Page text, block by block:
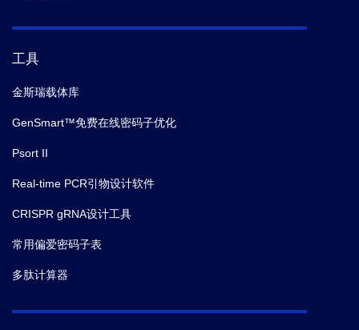
工具
金斯瑞载体库
GenSmart™免费在线密码子优化
Psort II
Real-time PCR引物设计软件
CRISPR gRNA设计工具
常用偏爱密码子表
多肽计算器